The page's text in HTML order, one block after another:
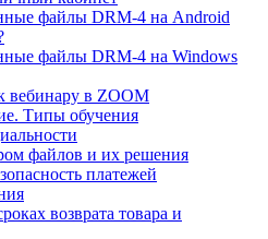
файлы DRM-4 на Android
файлы DRM-4 на Windows
вебинару в ZOOM
Типы обучения
файлов и их решения
платежей
возврата товара и